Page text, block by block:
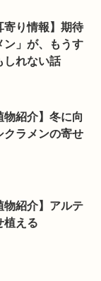
寄り情報】期待
ン」が、もうす
しれない話
物紹介】冬に向
クラメンの寄せ
物紹介】アルテ
植える